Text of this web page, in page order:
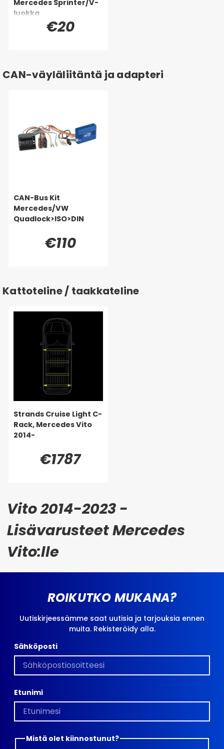
Mercedes Sprinter/V-
luokka
€20
CAN-väyläliitäntä ja adapteri
CAN-Bus Kit
Mercedes/VW
Quadlock>ISO>DIN
€110
Kattoteline / taakkateline
Strands Cruise Light C-
Rack, Mercedes Vito
2014-
€1787
Vito 2014-2023 -
Lisävarusteet Mercedes
Vito:lle
ROIKUTKO MUKANA?
Uutiskirjeessämme saat uutisia ja tarjouksia ennen
muita. Rekisteröidy alla.
Sähköposti
Etunimi
Mistä olet kiinnostunut?